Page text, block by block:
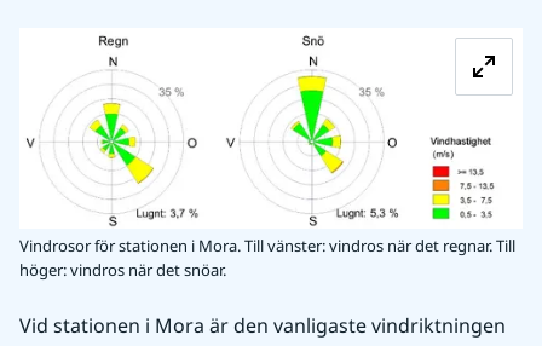
Vindrosor för stationen i Mora. Till vänster: vindros när det regnar. Till
höger: vindros när det snöar.
Vid stationen i Mora är den vanligaste vindriktningen